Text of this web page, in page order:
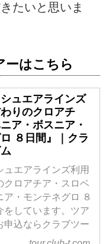
たいと思いま
ーはこちら
シュエアラインズ
りのクロアチ
ア・ボスニア・
８日間』｜クラ
ュエアラインズ利用
クロアチア・スロベ
ア・モンテネグロ ８
をしています。ツア
申込ならクラブツー